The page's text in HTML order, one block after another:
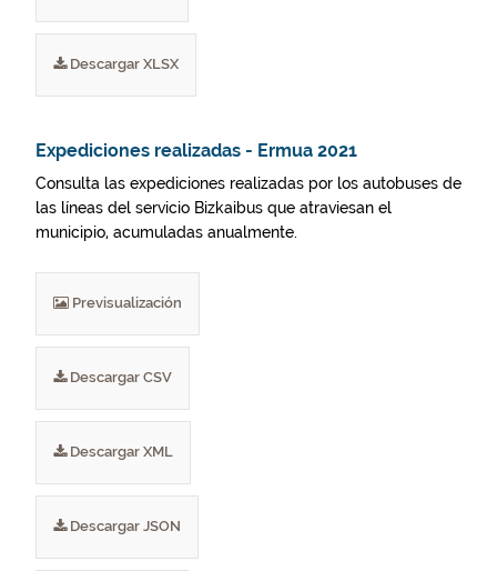
Descargar XLSX
Expediciones realizadas - Ermua 2021
Consulta las expediciones realizadas por los autobuses de
las líneas del servicio Bizkaibus que atraviesan el
municipio, acumuladas anualmente.
Previsualización
Descargar CSV
Descargar XML
Descargar JSON